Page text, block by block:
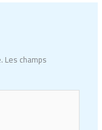
Les champs